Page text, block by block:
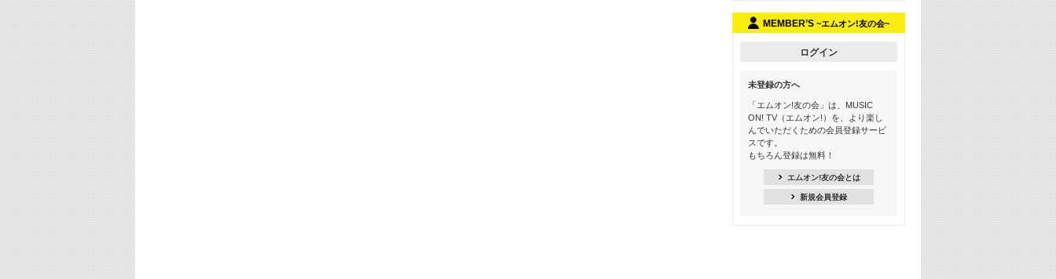
13:30
Apple Music カウントダウン 20
16:30
あのころK-POPヒッツ! 2018→2021年
18:30
M-ON! Countdown K
MEMBER’S ~エムオン!友の会~
ログイン
未登録の方へ
「エムオン!友の会」は、MUSIC
ON! TV（エムオン!）を、より楽し
んでいただくための会員登録サービ
スです。
もちろん登録は無料！
エムオン!友の会とは
新規会員登録